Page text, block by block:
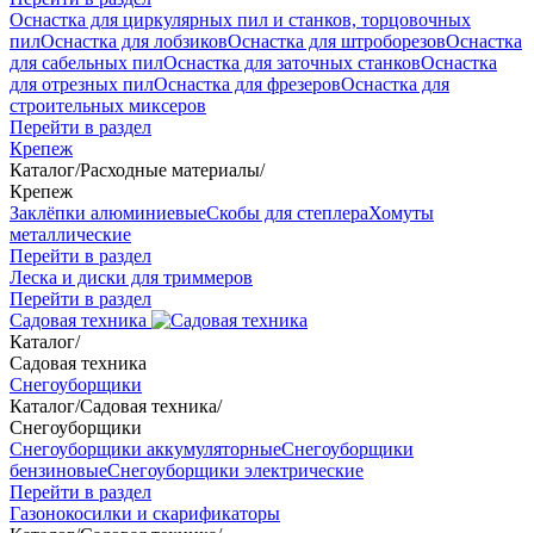
Оснастка для циркулярных пил и станков, торцовочных
пилОснастка для лобзиковОснастка для штроборезовОснастка
для сабельных пилОснастка для заточных станковОснастка
для отрезных пилОснастка для фрезеровОснастка для
строительных миксеров
Перейти в раздел
Крепеж
Каталог/Расходные материалы/
Крепеж
Заклёпки алюминиевыеСкобы для степлераХомуты
металлические
Перейти в раздел
Леска и диски для триммеров
Перейти в раздел
Садовая техника
Каталог/
Садовая техника
Снегоуборщики
Каталог/Садовая техника/
Снегоуборщики
Снегоуборщики аккумуляторныеСнегоуборщики
бензиновыеСнегоуборщики электрические
Перейти в раздел
Газонокосилки и скарификаторы